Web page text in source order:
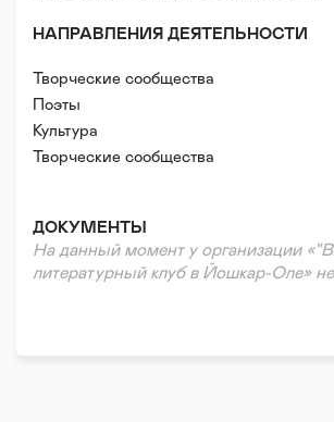
НАПРАВЛЕНИЯ ДЕЯТЕЛЬНОСТИ
Творческие сообщества
Поэты
Культура
Творческие сообщества
ДОКУМЕНТЫ
На данный момент у организации
литературный клуб в Йошкар-Оле»